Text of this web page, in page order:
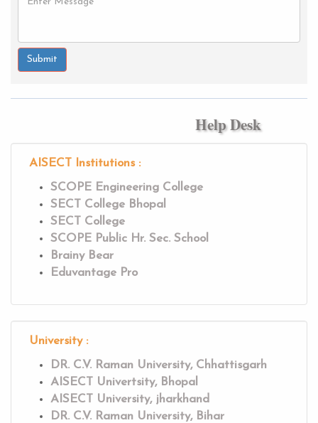
Submit
Help Desk
AISECT Institutions :
SCOPE Engineering College
SECT College Bhopal
SECT College
SCOPE Public Hr. Sec. School
Brainy Bear
Eduvantage Pro
University :
DR. C.V. Raman University, Chhattisgarh
AISECT Univertsity, Bhopal
AISECT University, jharkhand
DR. C.V. Raman University, Bihar